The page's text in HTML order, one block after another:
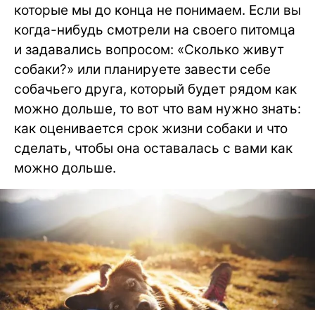
которые мы до конца не понимаем. Если вы
когда-нибудь смотрели на своего питомца
и задавались вопросом: «Сколько живут
собаки?» или планируете завести себе
собачьего друга, который будет рядом как
можно дольше, то вот что вам нужно знать:
как оценивается срок жизни собаки и что
сделать, чтобы она оставалась с вами как
можно дольше.